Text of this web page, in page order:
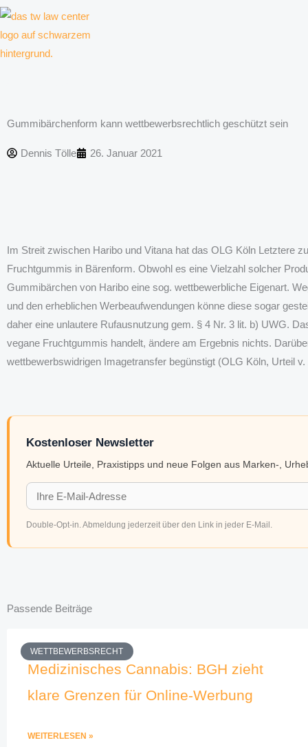
Zum
Gummibärchenform kann wettbewerbsrechtlich geschützt sein
Dennis Tölle 26. Januar 2021
Im Streit zwischen Haribo und Vitana hat das OLG Köln Letztere
Fruchtgummis in Bärenform. Obwohl es eine Vielzahl solcher
Gummibärchen von Haribo eine sog. wettbewerbliche Eigenart.
und den erheblichen Werbeaufwendungen könne diese sogar
daher eine unlautere Rufausnutzung gem. § 4 Nr. 3 lit. b) UWG.
vegane Fruchtgummis handelt, ändere am Ergebnis nichts.
wettbewerbswidrigen Imagetransfer begünstigt (OLG Köln, Urteil
Kostenloser Newsletter
Aktuelle Urteile, Praxistipps und neue Folgen aus Marken-,
Double-Opt-in. Abmeldung jederzeit über den Link in jeder E-Mail.
Passende Beiträge
WETTBEWERBSRECHT
Medizinisches Cannabis: BGH zieht
klare Grenzen für Online-Werbung
WEITERLESEN »